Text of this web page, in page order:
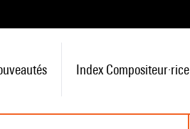
Index Compositeur·rice